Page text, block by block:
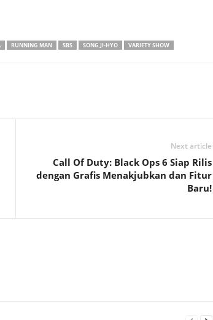
RUNNING MAN SBS SONG JI-HYO VARIETY SHOW
Next article
Call Of Duty: Black Ops 6 Siap Rilis
dengan Grafis Menakjubkan dan Fitur
Baru!